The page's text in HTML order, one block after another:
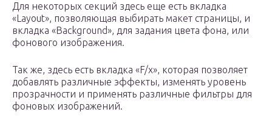
Для некоторых секций здесь еще есть вкладка
«Layout», позволяющая выбирать макет страницы, и
вкладка «Background», для задания цвета фона, или
фонового изображения.
Так же, здесь есть вкладка «F/x», которая позволяет
добавлять различные эффекты, изменять уровень
прозрачности и применять различные фильтры для
фоновых изображений.